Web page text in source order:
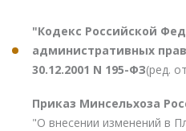
"Кодекс Российской
административных
30.12.2001 N 195-ФЗ(ред.
Приказ Минсельхоза
"О внесении изменений в